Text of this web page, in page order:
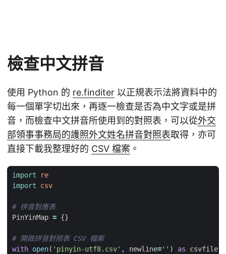
檢查中文拼音
使用 Python 的 re.finditer 以正規表示法將資料中的
每一個單字切出來，再逐一檢查是否為中文字或是拼
音，而檢查中文拼音所使用到的對照表，可以從外交
部領事事務局的護照外文姓名拼音對照表取得，亦可
直接下載我整理好的 CSV 檔案 。
import
re
import
csv
# 拼音對應表
PinYinMap = {}
# 開啟拼音對照表 CSV 檔案
with open( 'pinyin-utf8.csv' , newline='' ) as csvfile